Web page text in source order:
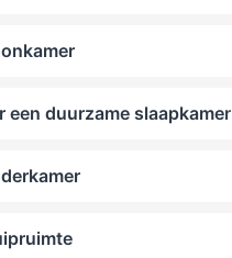
een duurzame slaapkamer